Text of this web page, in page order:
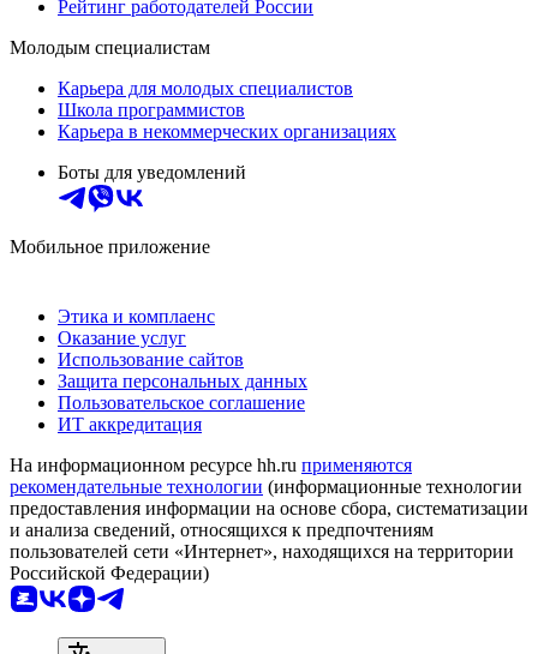
Рейтинг работодателей России
Молодым специалистам
Карьера для молодых специалистов
Школа программистов
Карьера в некоммерческих организациях
Боты для уведомлений
Мобильное приложение
Этика и комплаенс
Оказание услуг
Использование сайтов
Защита персональных данных
Пользовательское соглашение
ИТ аккредитация
На информационном ресурсе hh.ru применяются
рекомендательные технологии (информационные технологии
предоставления информации на основе сбора, систематизации
и анализа сведений, относящихся к предпочтениям
пользователей сети «Интернет», находящихся на территории
Российской Федерации)